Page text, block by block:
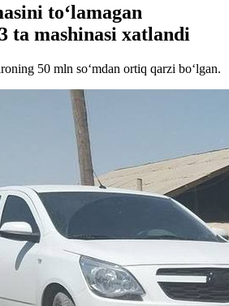
to‘lamagan
ta mashinasi xatlandi
50 mln so‘mdan ortiq qarzi bo‘lgan.